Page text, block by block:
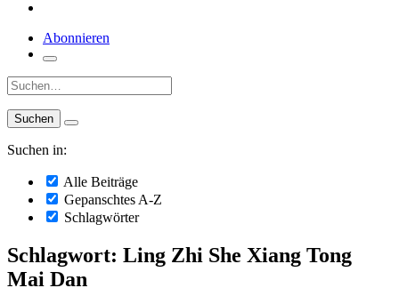
Abonnieren
Suche:
Suchen in:
Alle Beiträge
Gepanschtes A-Z
Schlagwörter
Schlagwort: Ling Zhi She Xiang Tong
Mai Dan